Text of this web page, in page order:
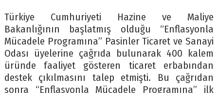
Türkiye Cumhuriyeti Hazine ve Maliye
Bakanlığının başlatmış olduğu “Enflasyonla
Mücadele Programına” Pasinler Ticaret ve Sanayi
Odası üyelerine çağrıda bulunarak 400 kalem
üründe faaliyet gösteren ticaret erbabından
destek çıkılmasını talep etmişti. Bu çağrıdan
sonra “Enflasyonla Mücadele Programına” ilk